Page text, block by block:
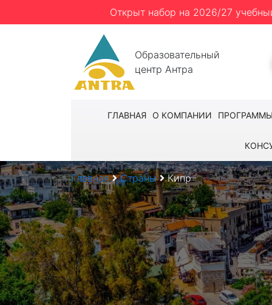
Открыт набор на 2026/27
Образовательный
центр Антра
ГЛАВНАЯ О КОМПАНИИ
Главная Страны Кипр